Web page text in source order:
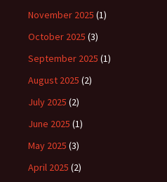
November 2025 (1)
October 2025 (3)
September 2025 (1)
August 2025 (2)
July 2025 (2)
June 2025 (1)
May 2025 (3)
April 2025 (2)